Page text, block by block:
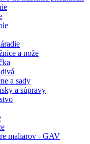
a nože
a sady
a súpravy
maliarov - GAV